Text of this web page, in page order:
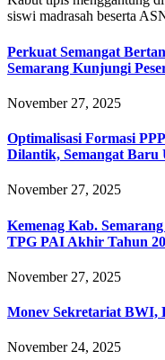
siswi madrasah beserta
Perkuat Semangat
Semarang Kunjungi
November 27, 2025
Optimalisasi Formasi
Dilantik, Semangat
November 27, 2025
Kemenag Kab.
TPG PAI Akhir Tahun
November 27, 2025
Monev Sekretariat BWI,
November 24, 2025